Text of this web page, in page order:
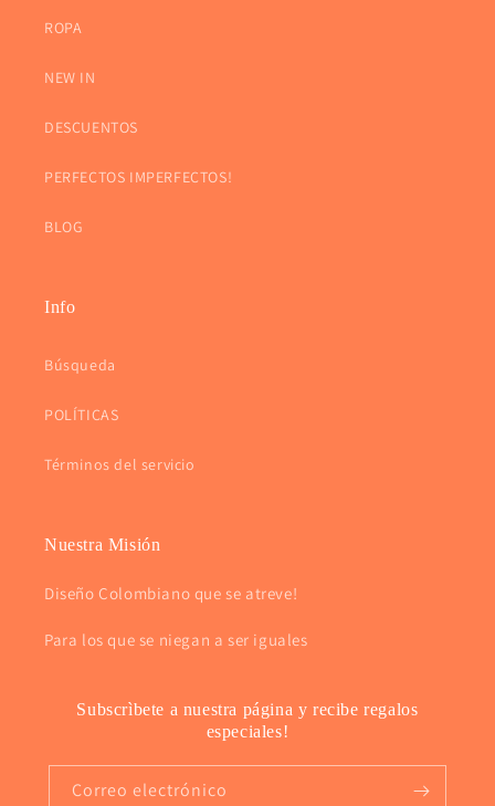
ROPA
NEW IN
DESCUENTOS
PERFECTOS IMPERFECTOS!
BLOG
Info
Búsqueda
POLÍTICAS
Términos del servicio
Nuestra Misión
Diseño Colombiano que se atreve!
Para los que se niegan a ser iguales
Subscrìbete a nuestra página y recibe regalos
especiales!
Correo electrónico